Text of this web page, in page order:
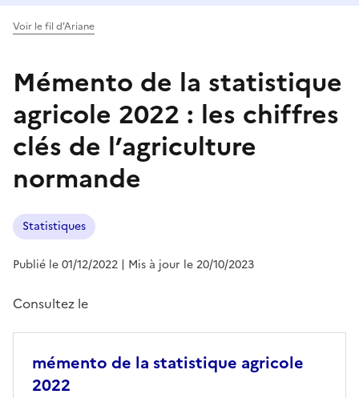
Voir le fil d'Ariane
Mémento de la statistique
agricole 2022 : les chiffres
clés de l’agriculture
normande
Statistiques
Publié le 01/12/2022 | Mis à jour le 20/10/2023
Consultez le
mémento de la statistique agricole
2022